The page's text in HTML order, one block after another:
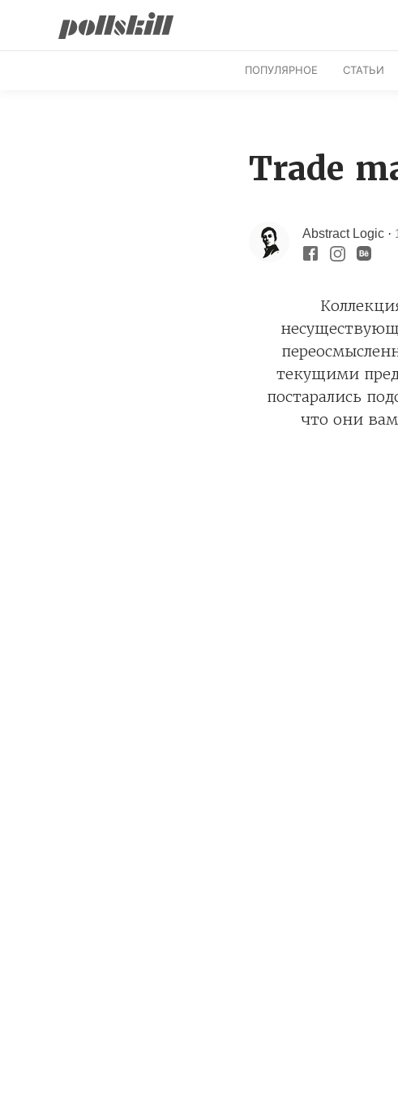
ПОПУЛЯРНОЕ СТАТЬИ
Trade
Abstract Logic·
текущими
постарались
что они